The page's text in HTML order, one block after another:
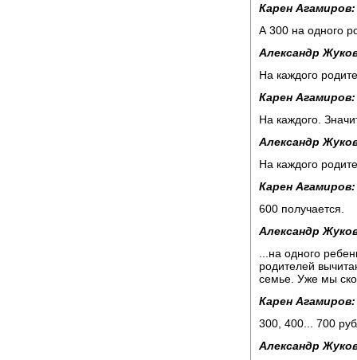
Карен Агамиров:
А 300 на одного
Александр
На каждого
Карен Агамиров:
На каждого.
Александр
На каждого
Карен Агамиров:
600 получается.
Александр
...на одного
родителей
семье. Уже мы
Карен Агамиров:
300, 400... 700
Александр